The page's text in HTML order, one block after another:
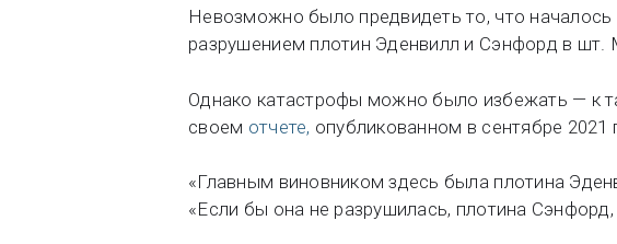
Невозможно было предвидеть то, что
разрушением плотин Эденвилл и Сэнфорд в
Однако катастрофы можно было избежать — к
своем отчете, опубликованном в сентябре 2021
«Главным виновником здесь была плотина
«Если бы она не разрушилась, плотина